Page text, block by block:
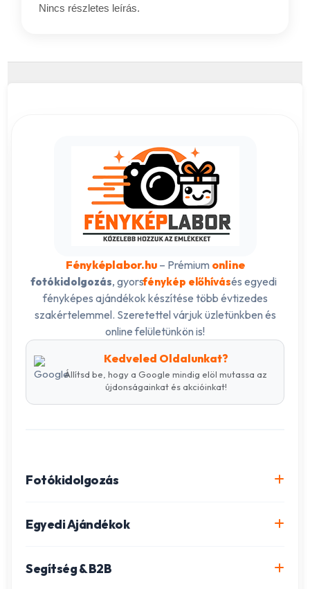
Nincs részletes leírás.
Fényképlabor.hu– Prémium online
fotókidolgozás, gyorsfénykép előhívásés egyedi
fényképes ajándékok készítése több évtizedes
szakértelemmel. Szeretettel várjuk üzletünkben és
online felületünkön is!
Kedveled Oldalunkat?
Állítsd be, hogy a Google mindig elöl mutassa az
újdonságainkat és akcióinkat!
Fotókidolgozás
Igazolványkép készítés
Egyedi Ajándékok
Segítség & B2B